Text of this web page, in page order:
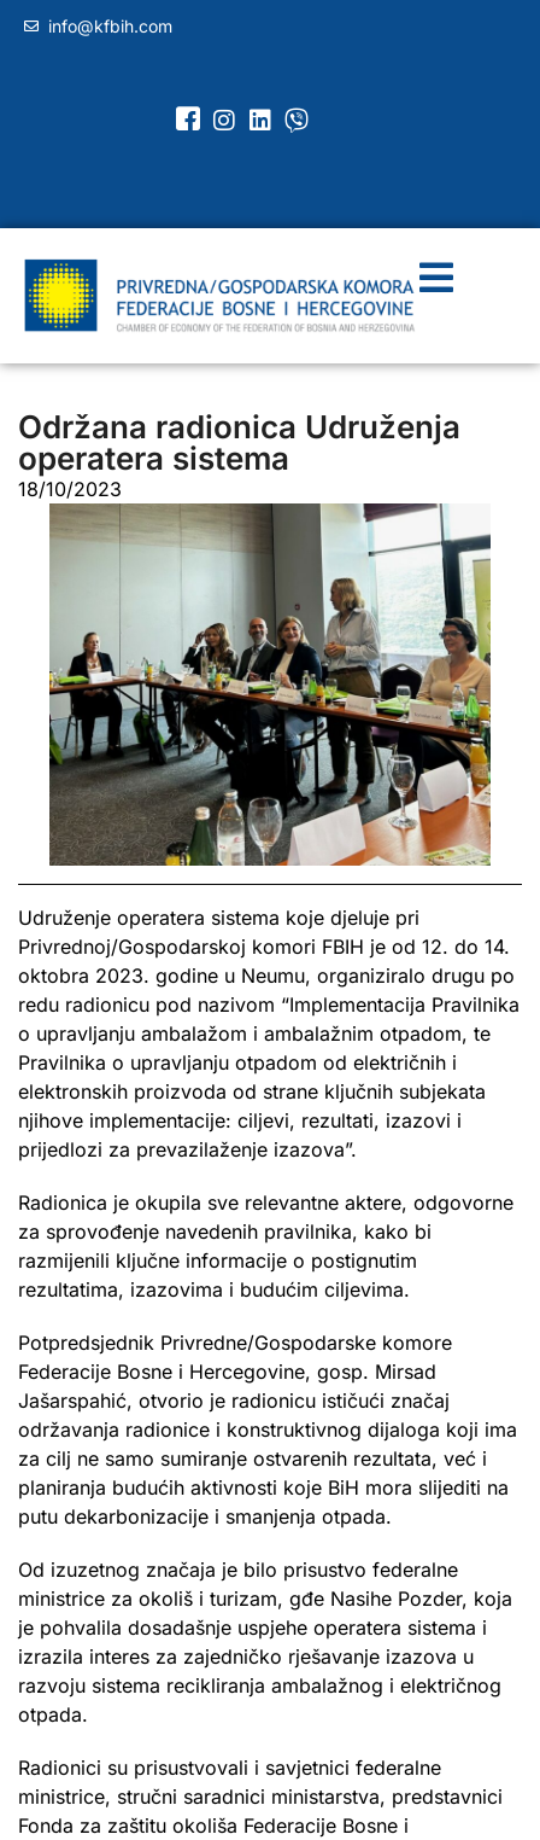
info@kfbih.com
Održana radionica Udruženja
operatera sistema
18/10/2023
Udruženje operatera sistema koje djeluje pri
Privrednoj/Gospodarskoj komori FBIH je od 12. do 14.
oktobra 2023. godine u Neumu, organiziralo drugu po
redu radionicu pod nazivom “Implementacija Pravilnika
o upravljanju ambalažom i ambalažnim otpadom, te
Pravilnika o upravljanju otpadom od električnih i
elektronskih proizvoda od strane ključnih subjekata
njihove implementacije: ciljevi, rezultati, izazovi i
prijedlozi za prevazilaženje izazova”.
Radionica je okupila sve relevantne aktere, odgovorne
za sprovođenje navedenih pravilnika, kako bi
razmijenili ključne informacije o postignutim
rezultatima, izazovima i budućim ciljevima.
Potpredsjednik Privredne/Gospodarske komore
Federacije Bosne i Hercegovine, gosp. Mirsad
Jašarspahić, otvorio je radionicu ističući značaj
održavanja radionice i konstruktivnog dijaloga koji ima
za cilj ne samo sumiranje ostvarenih rezultata, već i
planiranja budućih aktivnosti koje BiH mora slijediti na
putu dekarbonizacije i smanjenja otpada.
Od izuzetnog značaja je bilo prisustvo federalne
ministrice za okoliš i turizam, gđe Nasihe Pozder, koja
je pohvalila dosadašnje uspjehe operatera sistema i
izrazila interes za zajedničko rješavanje izazova u
razvoju sistema recikliranja ambalažnog i električnog
otpada.
Radionici su prisustvovali i savjetnici federalne
ministrice, stručni saradnici ministarstva, predstavnici
Fonda za zaštitu okoliša Federacije Bosne i